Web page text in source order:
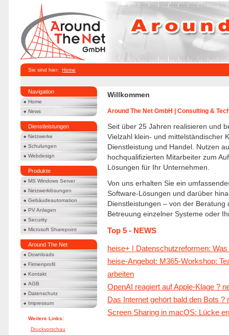
Sie sind hier: Home
Navigation
Home
News
Dienstleistungen
Netzwerke
Schulungen
Webdesign
Produkte
MS Windows Server
Netzwerklösungen
Gebäudeautomation
PV Anlagen
Security
Microsoft Sharepoint
Around The Net
Downloads
Firmenprofil
Kontakt
AGB
Datenschutz
Impressum
Weitere Links:
Druckvorschau
Willkommen
Around The Net GmbH | Consulting &
Seit über 25 Jahren realisieren und
Vielzahl klein- und mittelständischer
Dienstleistung und Handel. Nutzen
hochqualifizierten Mitarbeiter zum
Lösungen für Ihr Unternehmen.
Von uns erhalten Sie ein
Software-Lösungen und darüber
Dienstleistungen – von der
Betreuung einzelner Systeme oder
Top 5 - NEWS
heise+ | Datenschutzreformen:
heise-Angebot: M365-Workshop:
arbeiten
OpenAI reagiert auf Apple-Klage ?
Das Internet gehört bald den Bots ?
Screen Sharing in macOS: Lücke